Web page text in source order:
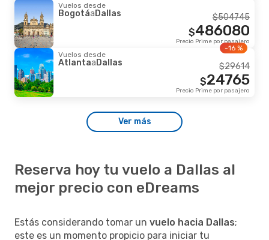
Vuelos desde
Bogotáa Dallas 504745
$
486080
$
Precio Prime por pasajero
Vuelos desde
Atlantaa Dallas
-16 %
29614
$
24765
$
Precio Prime por pasajero
Ver más
Reserva hoy tu vuelo a Dallas al
mejor precio con eDreams
Estás considerando tomar un vuelo hacia Dallas;
este es un momento propicio para iniciar tu